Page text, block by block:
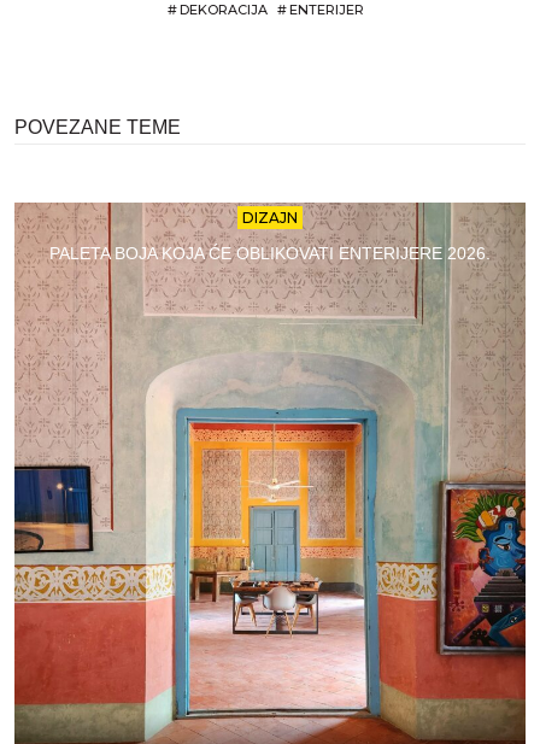
#DEKORACIJA #ENTERIJER
POVEZANE TEME
DIZAJN
PALETA BOJA KOJA ĆE OBLIKOVATI ENTERIJERE 2026.